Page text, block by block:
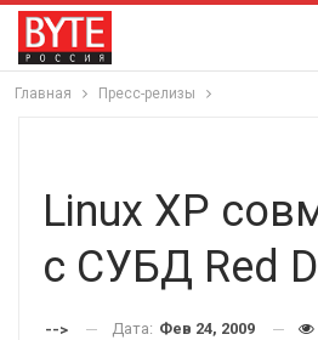
Главная Пресс-релизы
Linux XP
с СУБД Red
--> Дата: Фев 24, 2009